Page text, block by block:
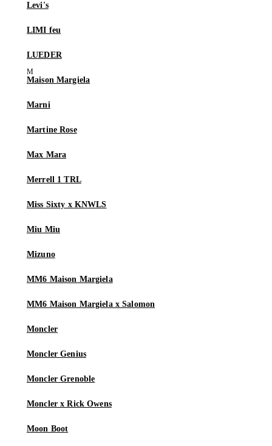
Levi's
LIMI feu
LUEDER
Maison Margiela
Marni
Martine Rose
Max Mara
Merrell 1 TRL
Miss Sixty x KNWLS
Miu Miu
Mizuno
MM6 Maison Margiela
MM6 Maison Margiela x Salomon
Moncler
Moncler Genius
Moncler Grenoble
Moncler x Rick Owens
Moon Boot